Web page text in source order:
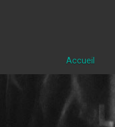
Accueil